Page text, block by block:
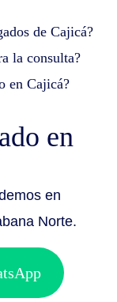
de Cajicá?
la consulta?
en Cajicá?
en
en
Norte.